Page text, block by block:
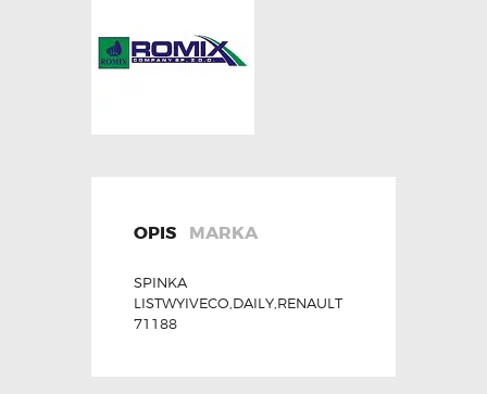
OPIS MARKA
SPINKA
LISTWYIVECO,DAILY,RENAULT
71188